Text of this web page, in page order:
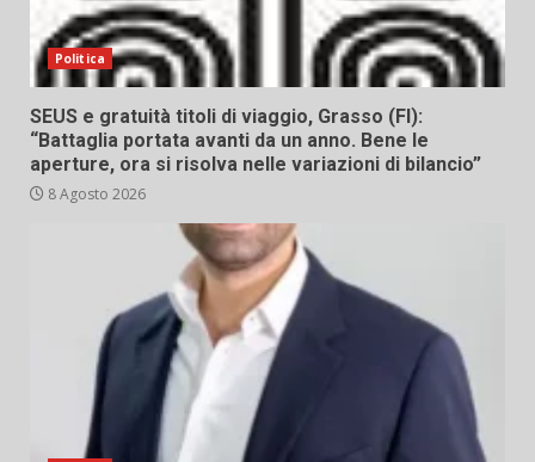
Politica
SEUS e gratuità titoli di viaggio, Grasso (FI):
“Battaglia portata avanti da un anno. Bene le
aperture, ora si risolva nelle variazioni di bilancio”
8 Agosto 2026